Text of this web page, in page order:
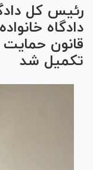
رئیس کل
دادگاه
قانون حمایت
تکمیل شد